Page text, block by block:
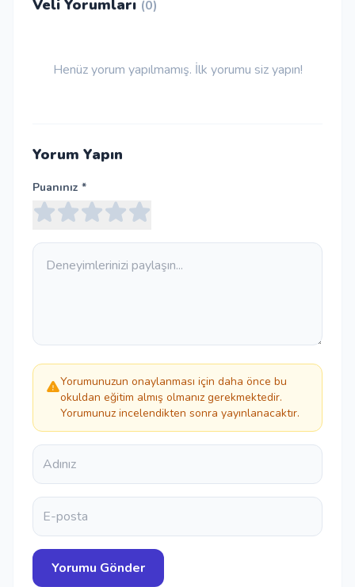
Veli Yorumları (0)
Henüz yorum yapılmamış. İlk yorumu siz yapın!
Yorum Yapın
Puanınız *
Yorumunuzun onaylanması için daha önce bu
okuldan eğitim almış olmanız gerekmektedir.
Yorumunuz incelendikten sonra yayınlanacaktır.